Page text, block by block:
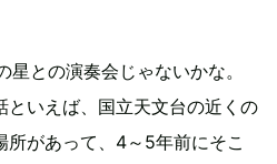
星との演奏会じゃないかな。
といえば、国立天文台の近くの
があって、4～5年前にそこ